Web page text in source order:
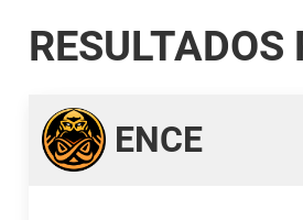
RESULTADOS
ENCE